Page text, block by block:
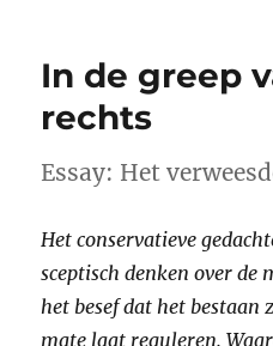
In de greep
rechts
Essay: Het
Het conservatieve
sceptisch denken over de
het besef dat het bestaan
mate laat reguleren.